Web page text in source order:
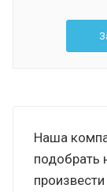
Наша
подобрать